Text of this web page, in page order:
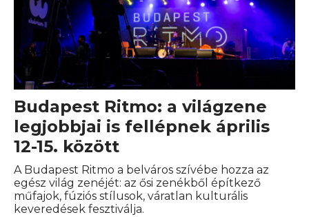
Budapest Ritmo: a világzene
legjobbjai is fellépnek április
12-15. között
A Budapest Ritmo a belváros szívébe hozza az
egész világ zenéjét: az ősi zenékből építkező
műfajok, fúziós stílusok, váratlan kulturális
keveredések fesztiválja.